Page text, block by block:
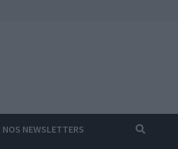
NOS NEWSLETTERS